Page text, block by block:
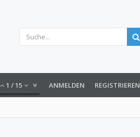
1 /15 ANMELDEN REGISTRIEREN